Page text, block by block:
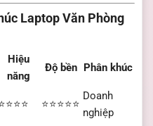
Laptop Văn Phòng
Hiệu
năng
Độ bền Phân khúc
⭐⭐⭐⭐⭐
Doanh
nghiệp